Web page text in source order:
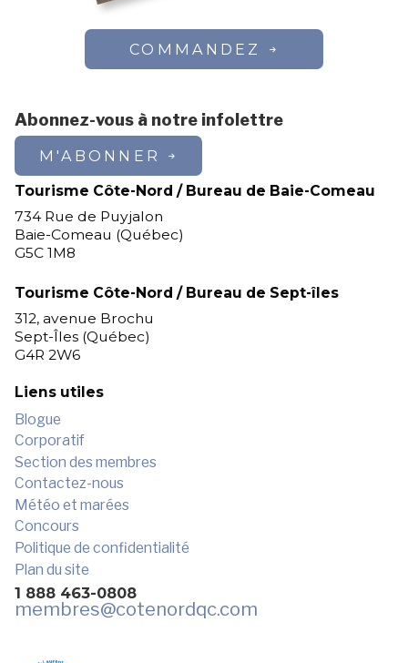
COMMANDEZ
Abonnez-vous à notre infolettre
M'ABONNER
Tourisme Côte-Nord / Bureau de Baie-Comeau
734 Rue de Puyjalon
Baie-Comeau (Québec)
G5C 1M8
Tourisme Côte-Nord / Bureau de Sept-îles
312, avenue Brochu
Sept-Îles (Québec)
G4R 2W6
Liens utiles
Blogue
Corporatif
Section des membres
Contactez-nous
Météo et marées
Concours
Politique de confidentialité
Plan du site
1 888 463-0808
membres@cotenordqc.com